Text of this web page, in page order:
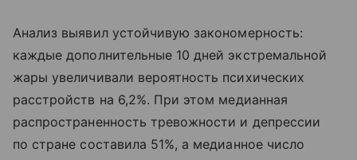
Анализ выявил устойчивую закономерность:
каждые дополнительные 10 дней экстремальной
жары увеличивали вероятность психических
расстройств на 6,2%. При этом медианная
распространенность тревожности и депрессии
по стране составила 51%, а медианное число